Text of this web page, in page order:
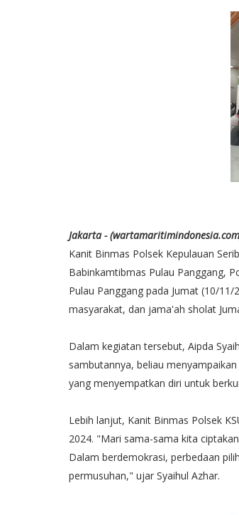
Jakarta -
Kanit Binmas Polsek Kepulauan
Babinkamtibmas Pulau Panggang,
Pulau Panggang pada Jumat (10/
masyarakat, dan jama'ah sholat
Dalam kegiatan tersebut, Aipda
sambutannya, beliau
yang menyempatkan diri untuk
Lebih lanjut, Kanit Binmas Polsek
2024. "Mari sama-sama kita
Dalam berdemokrasi, perbedaan
permusuhan," ujar Syaihul Azhar.